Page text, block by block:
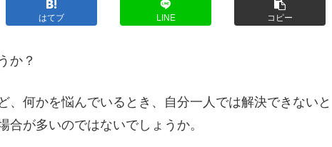
はてブ LINE コピー
か？
、何かを悩んでいるとき、自分一人では解決できないと
合が多いのではないでしょうか。